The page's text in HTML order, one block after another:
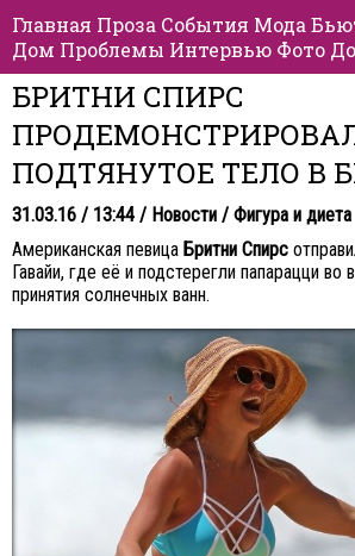
Главная Проза События Мода
Дом Проблемы Интервью Фото
БРИТНИ СПИРС
ПОДТЯНУТОЕ ТЕЛО В
31.03.16 / 13:44 / Новости / Фигура и диета
Американская певица Бритни Спирс
Гавайи, где её и подстерегли папарацци во
принятия солнечных ванн.